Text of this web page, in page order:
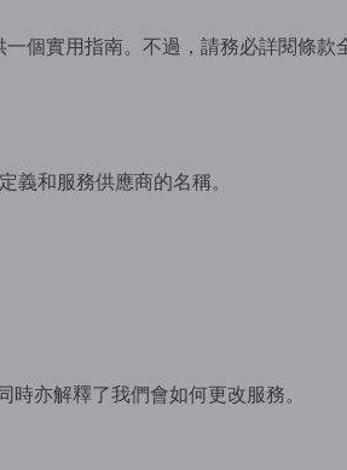
個實用指南。不過，請務必詳閱條款
義和服務供應商的名稱。
亦解釋了我們會如何更改服務。